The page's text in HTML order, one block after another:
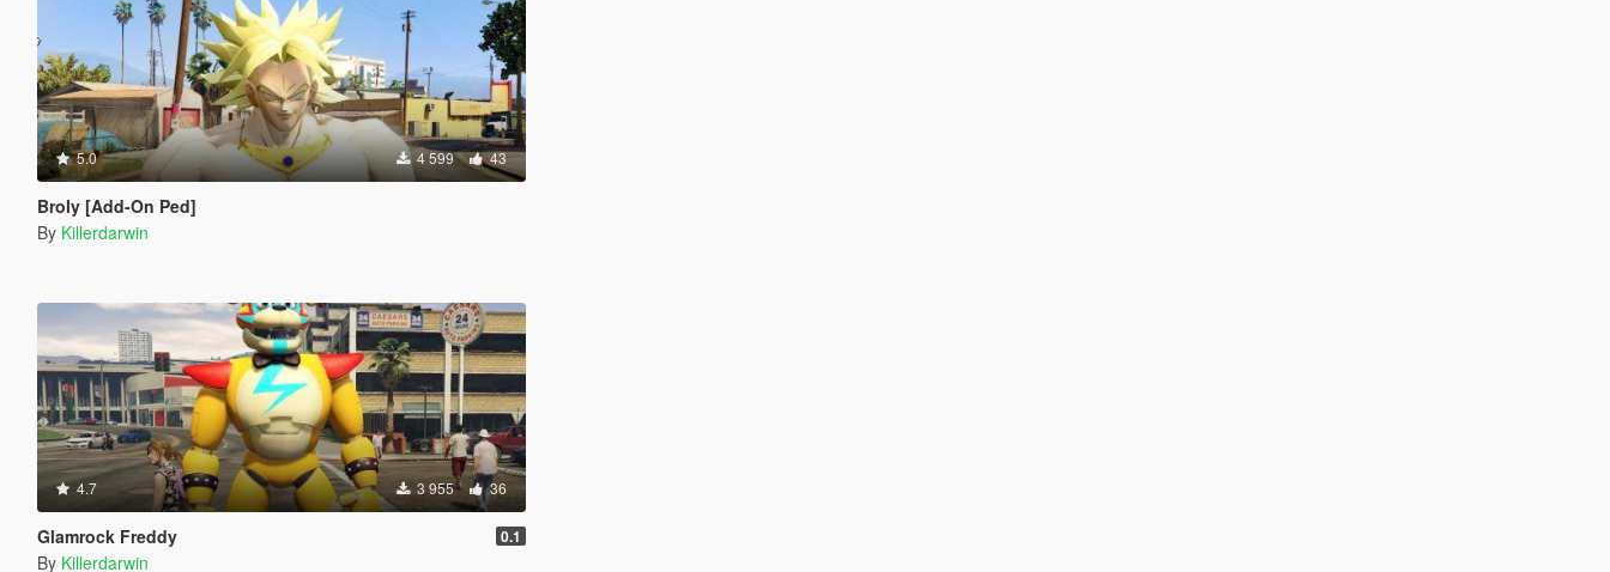
5.0 4 599 43
Broly [Add-On Ped]
By Killerdarwin
4.7 3 955 36
Glamrock Freddy 0.1
By Killerdarwin